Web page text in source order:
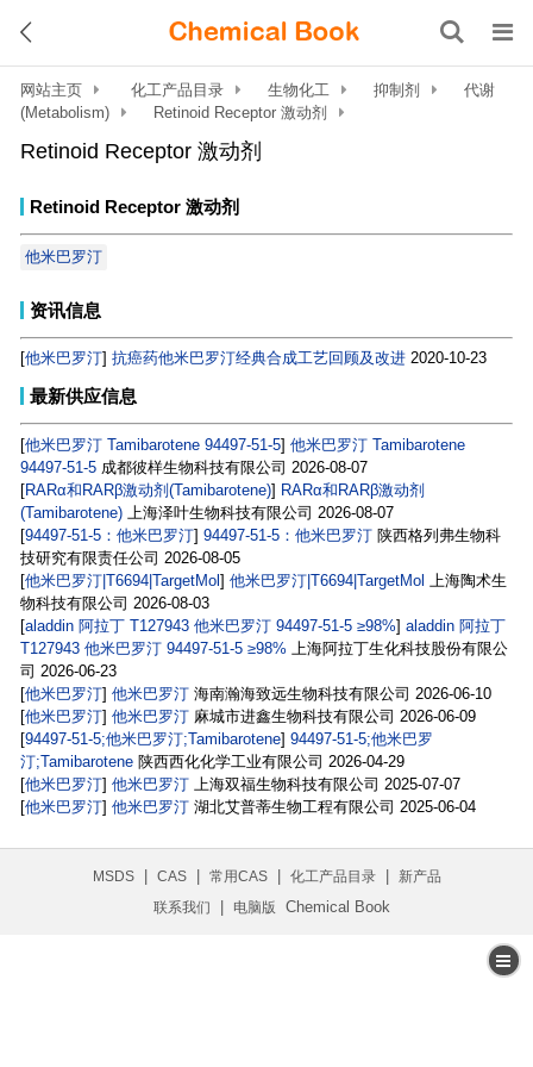
网站主页 化工产品目录 生物化工 抑制剂
代谢
(Metabolism)
Retinoid Receptor 激动剂
Retinoid Receptor 激动剂
Retinoid Receptor 激动剂
他米巴罗汀
资讯信息
[他米巴罗汀] 抗癌药他米巴罗汀经典合成工艺回顾及改进 2020-10-23
最新供应信息
[他米巴罗汀 Tamibarotene 94497-51-5] 他米巴罗汀 Tamibarotene
94497-51-5 成都彼样生物科技有限公司 2026-08-07
[RARα和RARβ激动剂(Tamibarotene)] RARα和RARβ激动剂
(Tamibarotene)
上海泽叶生物科技有限公司 2026-08-07
[94497-51-5：他米巴罗汀] 94497-51-5：他米巴罗汀 陕西格列弗生物科
技研究有限责任公司 2026-08-05
[他米巴罗汀|T6694|TargetMol] 他米巴罗汀|T6694|TargetMol
上海陶术生
物科技有限公司 2026-08-03
[aladdin 阿拉丁 T127943 他米巴罗汀 94497-51-5 ≥98%] aladdin 阿拉丁
T127943 他米巴罗汀 94497-51-5 ≥98%
上海阿拉丁生化科技股份有限公
司 2026-06-23
[他米巴罗汀] 他米巴罗汀 海南瀚海致远生物科技有限公司 2026-06-10
[他米巴罗汀] 他米巴罗汀 麻城市进鑫生物科技有限公司 2026-06-09
[94497-51-5;他米巴罗汀;Tamibarotene] 94497-51-5;他米巴罗
汀;Tamibarotene 陕西西化化学工业有限公司 2026-04-29
[他米巴罗汀] 他米巴罗汀 上海双福生物科技有限公司 2025-07-07
[他米巴罗汀] 他米巴罗汀 湖北艾普蒂生物工程有限公司 2025-06-04
MSDS | CAS | 常用CAS | 化工产品目录 |
新产品
联系我们
| 电脑版 Chemical Book